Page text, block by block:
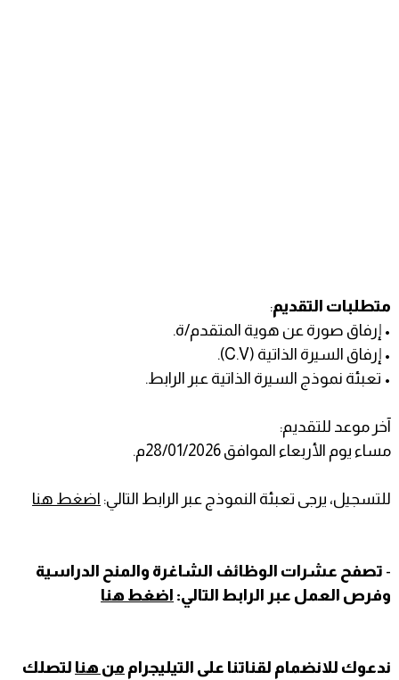
متطلبات التقديم:
• إرفاق صورة عن هوية المتقدم/ة.
• إرفاق السيرة الذاتية (C.V).
• تعبئة نموذج السيرة الذاتية عبر الرابط.
آخر موعد للتقديم:
مساء يوم الأربعاء الموافق 28/01/2026م.
للتسجيل، يرجى تعبئة النموذج عبر الرابط التالي: اضغط هنا
- تصفح عشرات الوظائف الشاغرة والمنح الدراسية
وفرص العمل عبر الرابط التالي: اضغط هنا
ندعوك للانضمام لقناتنا على التيليجرام من هنا لتصلك